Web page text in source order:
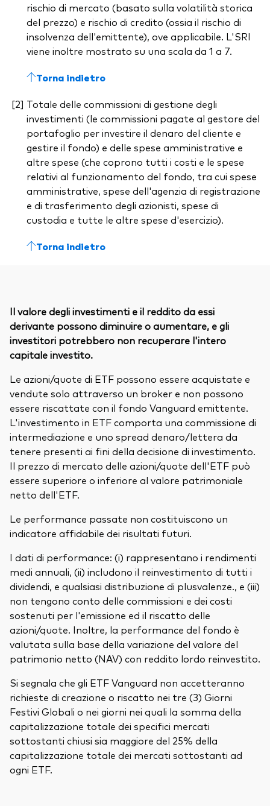
rischio di mercato (basato sulla volatilità storica
del prezzo) e rischio di credito (ossia il rischio di
insolvenza dell'emittente), ove applicabile. L'SRI
viene inoltre mostrato su una scala da 1 a 7.
Torna indietro
Totale delle commissioni di gestione degli
investimenti (le commissioni pagate al gestore del
portafoglio per investire il denaro del cliente e
gestire il fondo) e delle spese amministrative e
altre spese (che coprono tutti i costi e le spese
relativi al funzionamento del fondo, tra cui spese
amministrative, spese dell'agenzia di registrazione
e di trasferimento degli azionisti, spese di
custodia e tutte le altre spese d'esercizio).
Torna indietro
Il valore degli investimenti e il reddito da essi
derivante possono diminuire o aumentare, e gli
investitori potrebbero non recuperare l'intero
capitale investito.
Le azioni/quote di ETF possono essere acquistate e
vendute solo attraverso un broker e non possono
essere riscattate con il fondo Vanguard emittente.
L'investimento in ETF comporta una commissione di
intermediazione e uno spread denaro/lettera da
tenere presenti ai fini della decisione di investimento.
Il prezzo di mercato delle azioni/quote dell'ETF può
essere superiore o inferiore al valore patrimoniale
netto dell'ETF.
Le performance passate non costituiscono un
indicatore affidabile dei risultati futuri.
I dati di performance: (i) rappresentano i rendimenti
medi annuali, (ii) includono il reinvestimento di tutti i
dividendi, e qualsiasi distribuzione di plusvalenze., e (iii)
non tengono conto delle commissioni e dei costi
sostenuti per l'emissione ed il riscatto delle
azioni/quote. Inoltre, la performance del fondo è
valutata sulla base della variazione del valore del
patrimonio netto (NAV) con reddito lordo reinvestito.
Si segnala che gli ETF Vanguard non accetteranno
richieste di creazione o riscatto nei tre (3) Giorni
Festivi Globali o nei giorni nei quali la somma della
capitalizzazione totale dei specifici mercati
sottostanti chiusi sia maggiore del 25% della
capitalizzazione totale dei mercati sottostanti ad
ogni ETF.